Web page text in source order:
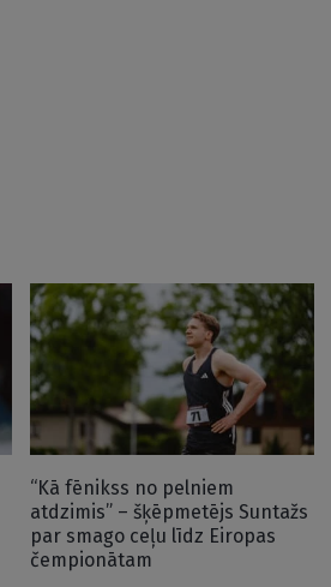
“Kā fēnikss no pelniem
atdzimis” – šķēpmetējs Suntažs
par smago ceļu līdz Eiropas
čempionātam